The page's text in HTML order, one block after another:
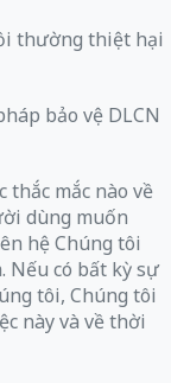
thường thiệt hại
bảo vệ DLCN
thắc mắc nào về
dùng muốn
hệ Chúng tôi
Nếu có bất kỳ sự
tôi, Chúng tôi
này và về thời